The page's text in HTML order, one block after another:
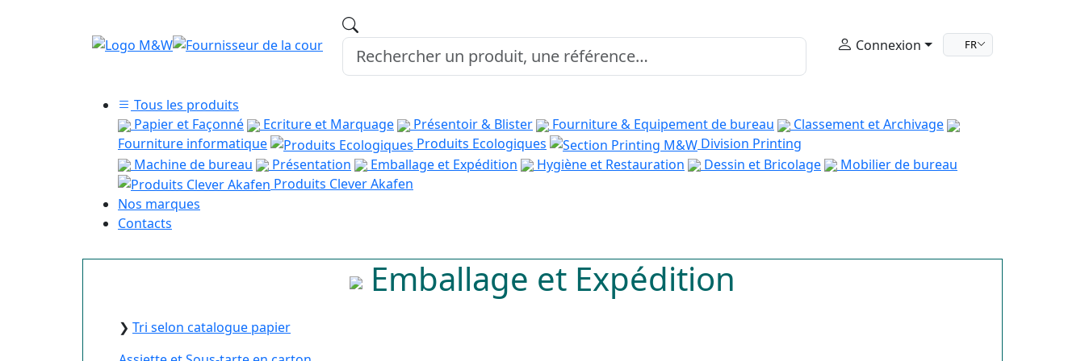
Connexion FR
Tous les produits
Papier et Façonné
Ecriture et Marquage Présentoir & Blister Fourniture & Equipement de bureau
Classement et Archivage
Fourniture informatique
Produits Ecologiques
Division Printing
Machine de bureau
Présentation Emballage et Expédition Hygiène et Restauration Dessin et Bricolage
Mobilier de bureau
Produits Clever Akafen
Nos marques
Contacts
Emballage et Expédition
❯ Tri selon catalogue papier